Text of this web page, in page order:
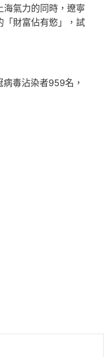
氣力的同時，遼寧
「財富佔有慾」，試
毒沾染者959名，